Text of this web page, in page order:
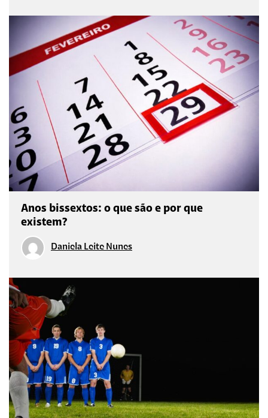
Anos bissextos: o que são e por que
existem?
Daniela Leite Nunes